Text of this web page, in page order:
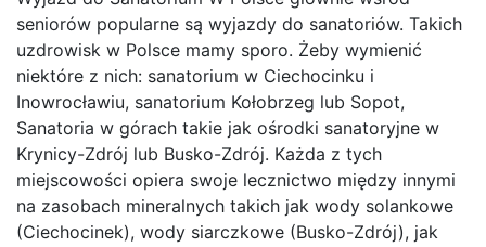
seniorów popularne są wyjazdy do sanatoriów. Takich
uzdrowisk w Polsce mamy sporo. Żeby wymienić
niektóre z nich: sanatorium w Ciechocinku i
Inowrocławiu, sanatorium Kołobrzeg lub Sopot,
Sanatoria w górach takie jak ośrodki sanatoryjne w
Krynicy-Zdrój lub Busko-Zdrój. Każda z tych
miejscowości opiera swoje lecznictwo między innymi
na zasobach mineralnych takich jak wody solankowe
(Ciechocinek), wody siarczkowe (Busko-Zdrój), jak